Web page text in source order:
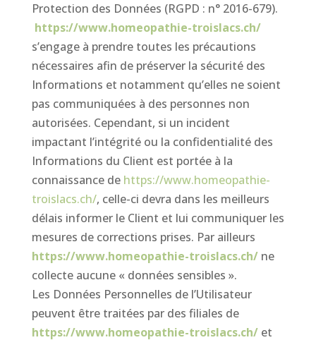
Protection des Données (RGPD : n° 2016-679).
https://www.homeopathie-troislacs.ch/
s’engage à prendre toutes les précautions
nécessaires afin de préserver la sécurité des
Informations et notamment qu’elles ne soient
pas communiquées à des personnes non
autorisées. Cependant, si un incident
impactant l’intégrité ou la confidentialité des
Informations du Client est portée à la
connaissance de https://www.homeopathie-
troislacs.ch/, celle-ci devra dans les meilleurs
délais informer le Client et lui communiquer les
mesures de corrections prises. Par ailleurs
https://www.homeopathie-troislacs.ch/ ne
collecte aucune « données sensibles ».
Les Données Personnelles de l’Utilisateur
peuvent être traitées par des filiales de
https://www.homeopathie-troislacs.ch/et